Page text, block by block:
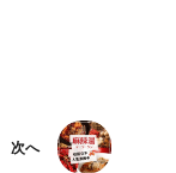
次へ